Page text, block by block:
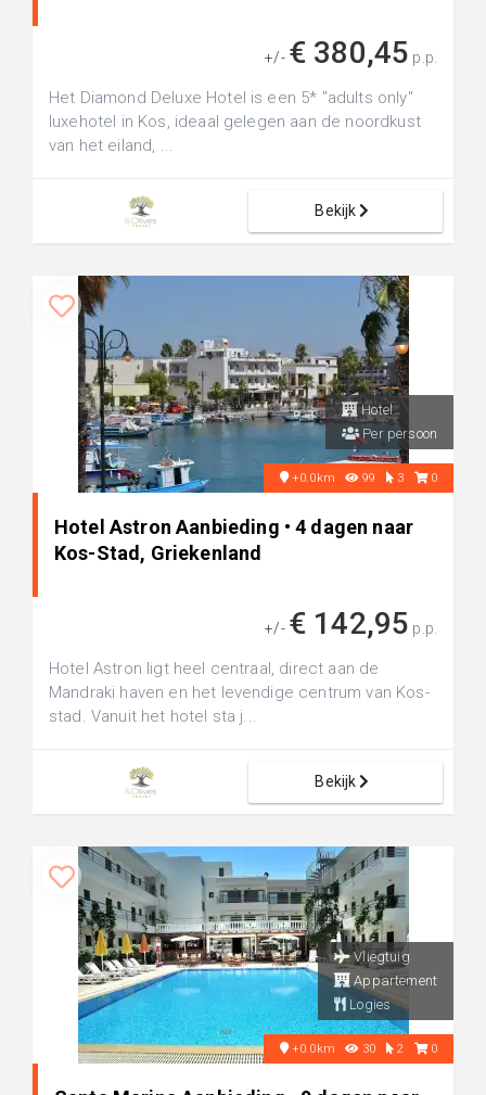
+/- € 380,45 p.p.
Het Diamond Deluxe Hotel is een 5* "adults only"
luxehotel in Kos, ideaal gelegen aan de noordkust
van het eiland, ...
Bekijk
Hotel
Per persoon
+0.0km 99 3 0
Hotel Astron Aanbieding • 4 dagen naar
Kos-Stad, Griekenland
+/- € 142,95 p.p.
Hotel Astron ligt heel centraal, direct aan de
Mandraki haven en het levendige centrum van Kos-
stad. Vanuit het hotel sta j...
Bekijk
Vliegtuig
Appartement
Logies
+0.0km 30 2 0